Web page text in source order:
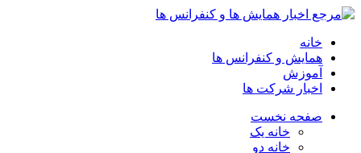
خانه
همایش و کنفرانس ها
آموزش
اخبار شرکت ها
صفحه نخست
خانه یک
خانه دو